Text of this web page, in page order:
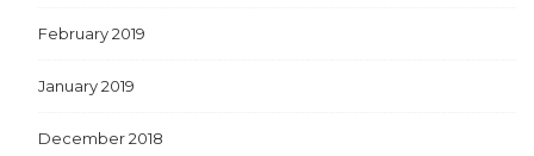
February 2019
January 2019
December 2018